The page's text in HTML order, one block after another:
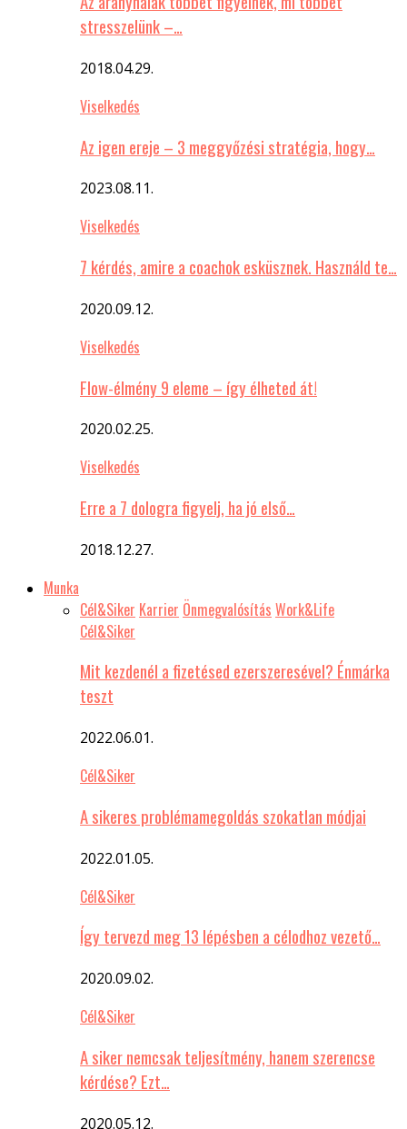
stresszelünk –…
2018.04.29.
Viselkedés
Az igen ereje – 3 meggyőzési stratégia, hogy…
2023.08.11.
Viselkedés
7 kérdés, amire a coachok esküsznek. Használd te…
2020.09.12.
Viselkedés
Flow-élmény 9 eleme – így élheted át!
2020.02.25.
Viselkedés
Erre a 7 dologra figyelj, ha jó első…
2018.12.27.
Munka
Cél&Siker Karrier Önmegvalósítás Work&Life
Cél&Siker
Mit kezdenél a fizetésed ezerszeresével? Énmárka
teszt
2022.06.01.
Cél&Siker
A sikeres problémamegoldás szokatlan módjai
2022.01.05.
Cél&Siker
Így tervezd meg 13 lépésben a célodhoz vezető…
2020.09.02.
Cél&Siker
A siker nemcsak teljesítmény, hanem szerencse
kérdése? Ezt…
2020.05.12.